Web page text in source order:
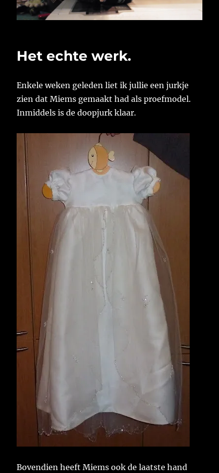
Het echte werk.
Enkele weken geleden liet ik jullie een jurkje
zien dat Miems gemaakt had als proefmodel.
Inmiddels is de doopjurk klaar.
Bovendien heeft Miems ook de laatste hand